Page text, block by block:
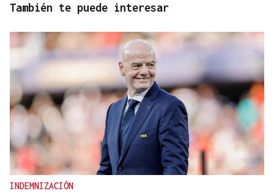
También te puede interesar
INDEMNIZACIÓN